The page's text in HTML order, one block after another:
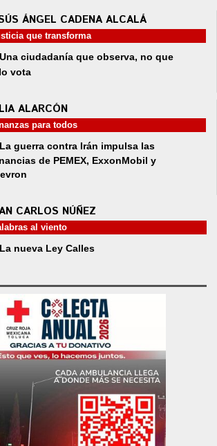
ÁNGEL CADENA ALCALÁ
que transforma
Una ciudadanía que observa, no que
vota
ALARCÓN
para todos
La guerra contra Irán impulsa las
de PEMEX, ExxonMobil y
CARLOS NÚÑEZ
al viento
La nueva Ley Calles